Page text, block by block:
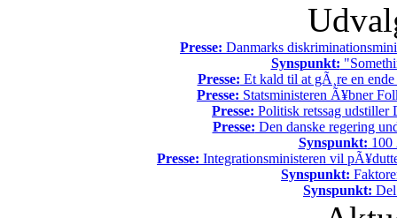
Presse: Danmarks
Synspunkt:
Presse: Et kald til at gÃ¸re en
Presse: Statsministeren Ã¥bner
Presse: Politisk retssag udstiller
Presse: Den danske regering
Synspunkt: 100
Presse: Integrationsministeren vil
Synspunkt:
Synspunkt: